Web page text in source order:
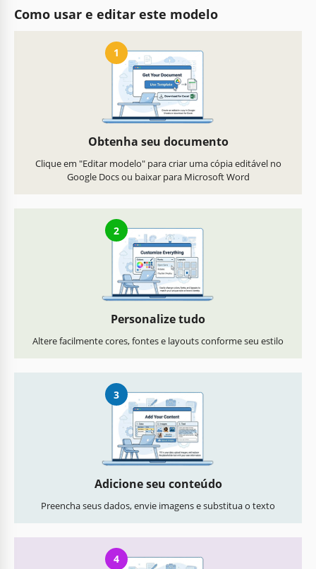
Como usar e editar este modelo
1
Obtenha seu documento
Clique em "Editar modelo" para criar uma cópia editável no
Google Docs ou baixar para Microsoft Word
2
Personalize tudo
Altere facilmente cores, fontes e layouts conforme seu estilo
3
Adicione seu conteúdo
Preencha seus dados, envie imagens e substitua o texto
4